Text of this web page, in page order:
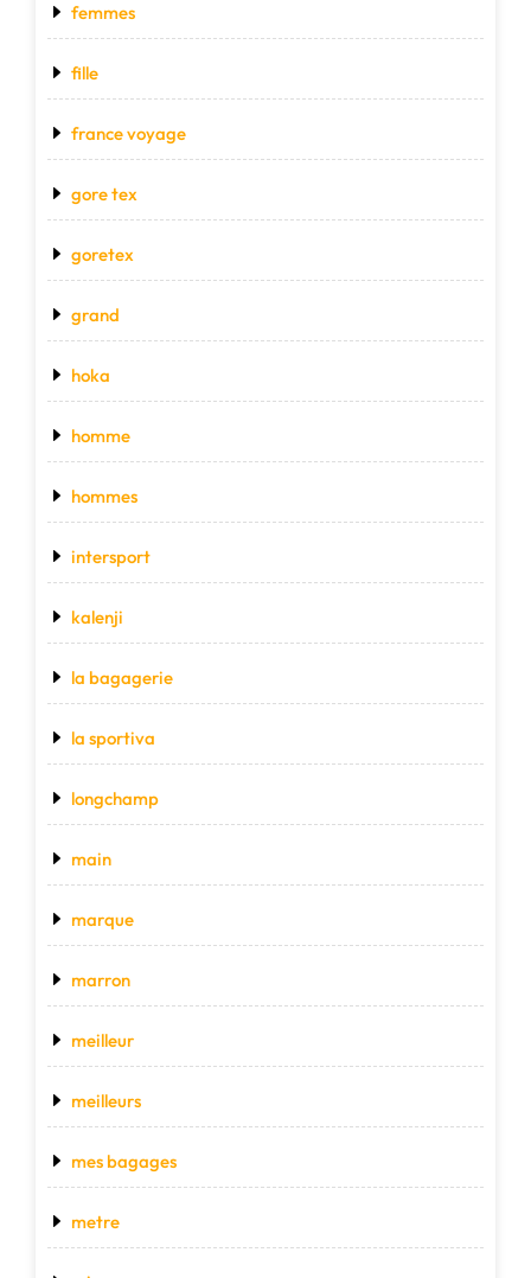
femmes
fille
france voyage
gore tex
goretex
grand
hoka
homme
hommes
intersport
kalenji
la bagagerie
la sportiva
longchamp
main
marque
marron
meilleur
meilleurs
mes bagages
metre